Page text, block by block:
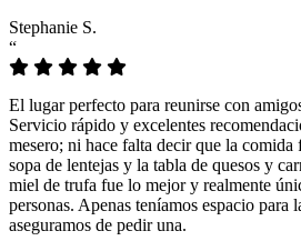
Stephanie S.
“
El lugar perfecto para reunirse con
Servicio rápido y excelentes
mesero; ni hace falta decir que la comida
sopa de lentejas y la tabla de quesos y
miel de trufa fue lo mejor y realmente
personas. Apenas teníamos espacio para
aseguramos de pedir una.